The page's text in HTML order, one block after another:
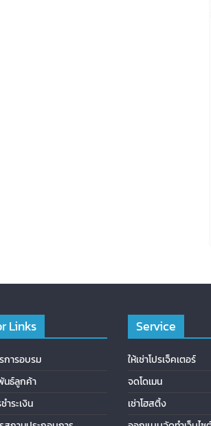
Links
ารอบรม
นธ์ลูกค้า
ำระเงิน
Service
ให้เช่าโปรเจ็คเตอร์
จดโดเมน
เช่าโฮสติ้ง